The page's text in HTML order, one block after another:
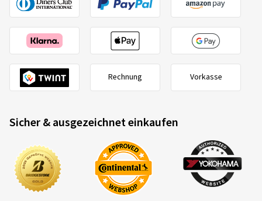
Rechnung Vorkasse
Sicher & ausgezeichnet einkaufen